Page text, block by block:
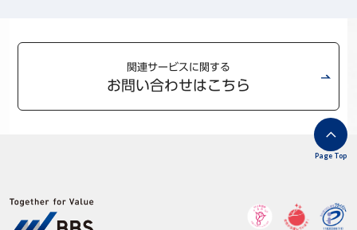
関連サービスに関する
お問い合わせはこちら
Page Top